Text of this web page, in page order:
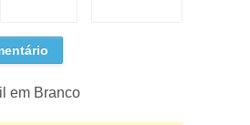
em Branco